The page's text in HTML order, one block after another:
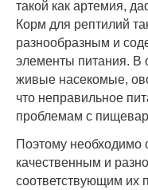
такой как артемия,
Корм для рептилий
разнообразным и
элементы питания. В
живые насекомые,
что неправильное
проблемам с
Поэтому необходимо
качественным и
соответствующим их